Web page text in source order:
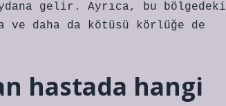
gelir. Ayrıca, bu bölgedeki
ve daha da kötüsü körlüğe de
hastada hangi